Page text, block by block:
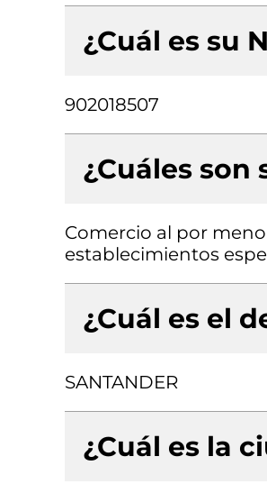
¿Cuál es su
902018507
¿Cuáles son
Comercio al por
establecimientos
¿Cuál es el
SANTANDER
¿Cuál es la